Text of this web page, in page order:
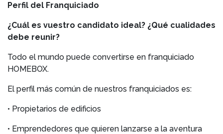
Perfil del Franquiciado
¿Cuál es vuestro candidato ideal? ¿Qué cualidades
debe reunir?
Todo el mundo puede convertirse en franquiciado
HOMEBOX.
El perfil más común de nuestros franquiciados es:
• Propietarios de edificios
• Emprendedores que quieren lanzarse a la aventura